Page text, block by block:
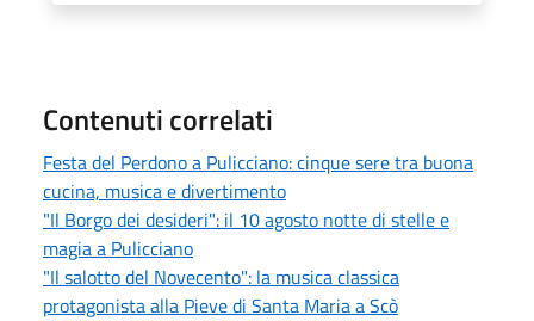
Contenuti correlati
Festa del Perdono a Pulicciano: cinque sere tra buona
cucina, musica e divertimento
"Il Borgo dei desideri": il 10 agosto notte di stelle e
magia a Pulicciano
"Il salotto del Novecento": la musica classica
protagonista alla Pieve di Santa Maria a Scò